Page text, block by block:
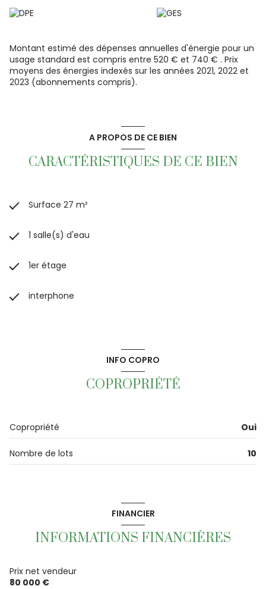
Montant estimé des dépenses annuelles d'énergie pour un
usage standard est compris entre 520 € et 740 € . Prix
moyens des énergies indexés sur les années 2021, 2022 et
2023 (abonnements compris).
A PROPOS DE CE BIEN
CARACTÉRISTIQUES DE CE BIEN
Surface 27 m²
1 salle(s) d'eau
1er étage
interphone
INFO COPRO
COPROPRIÉTÉ
Copropriété Oui
Nombre de lots 10
FINANCIER
INFORMATIONS FINANCIÈRES
Prix net vendeur
80 000 €